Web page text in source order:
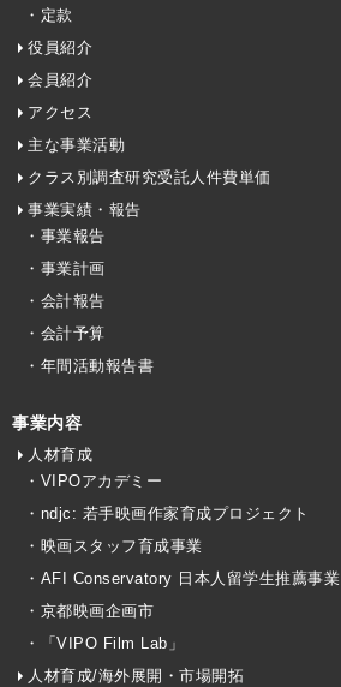
・定款
役員紹介
会員紹介
アクセス
主な事業活動
クラス別調査研究受託人件費単価
事業実績・報告
・事業報告
・事業計画
・会計報告
・会計予算
・年間活動報告書
事業内容
人材育成
・VIPOアカデミー
・ndjc: 若手映画作家育成プロジェクト
・映画スタッフ育成事業
・AFI Conservatory 日本人留学生推薦事業
・京都映画企画市
・「VIPO Film Lab」
人材育成/海外展開・市場開拓